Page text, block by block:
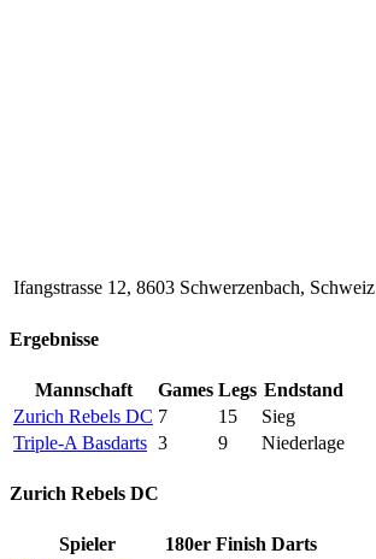
Ifangstrasse 12, 8603 Schwerzenbach, Schweiz
Ergebnisse
Mannschaft Games Legs Endstand
Zurich Rebels DC 7 15
Sieg
Triple-A Basdarts 3 9 Niederlage
Zurich Rebels DC
Spieler 180er Finish Darts